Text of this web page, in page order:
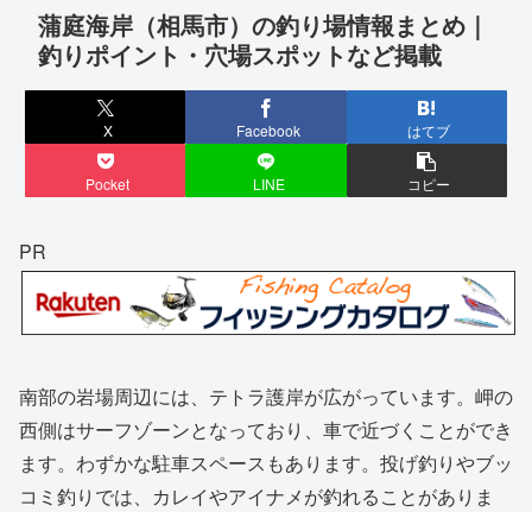
蒲庭海岸（相馬市）の釣り場情報まとめ｜
釣りポイント・穴場スポットなど掲載
X Facebook はてブ
Pocket LINE コピー
PR
南部の岩場周辺には、テトラ護岸が広がっています。岬の
西側はサーフゾーンとなっており、車で近づくことができ
ます。わずかな駐車スペースもあります。投げ釣りやブッ
コミ釣りでは、カレイやアイナメが釣れることがありま